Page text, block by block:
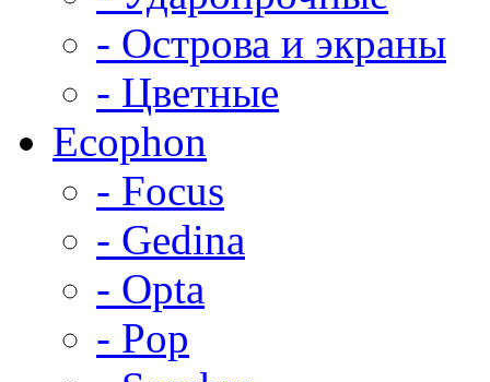
- Острова и экраны
- Цветные
Ecophon
- Focus
- Gedina
- Opta
- Pop